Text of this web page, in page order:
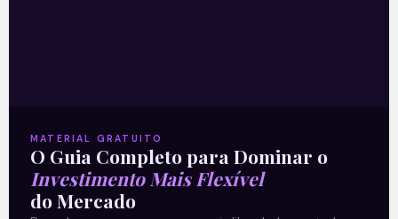
MATERIAL GRATUITO
O Guia Completo para Dominar o
Investimento Mais Flexível
do Mercado